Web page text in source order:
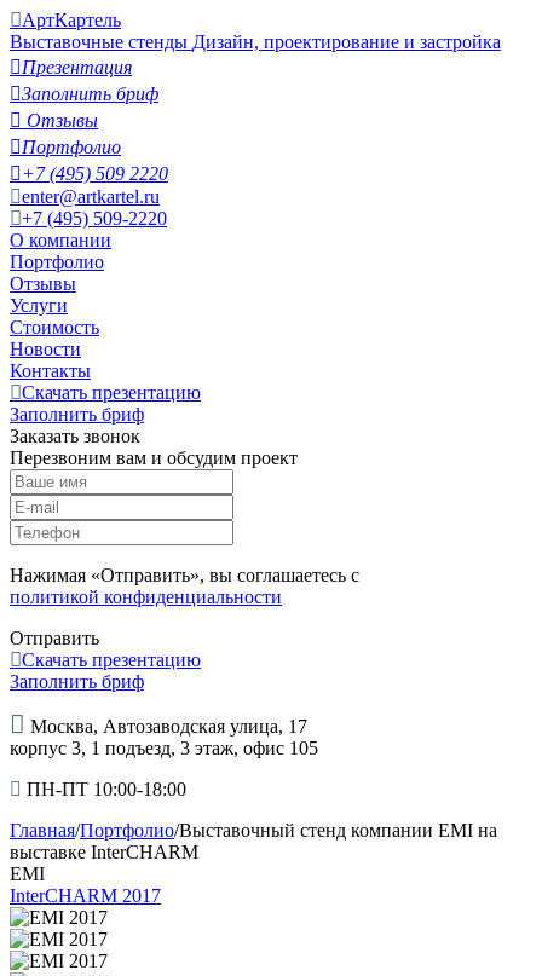
АртКартель
Выставочные стенды Дизайн, проектирование и застройка
Презентация
Заполнить бриф
 Отзывы
Портфолио
+7 (495) 509 2220
enter@artkartel.ru
+7 (495) 509-2220
О компании
Портфолио
Отзывы
Услуги
Стоимость
Новости
Контакты
Скачать презентацию
Заполнить бриф
Заказать звонок
Перезвоним вам и обсудим проект
Нажимая «Отправить», вы соглашаетесь с
политикой конфиденциальности
Отправить
Скачать презентацию
Заполнить бриф
Москва, Автозаводская улица, 17
корпус 3, 1 подъезд, 3 этаж, офис 105
ПН-ПТ 10:00-18:00
Главная/Портфолио/Выставочный стенд компании EMI на
выставке InterCHARM
EMI
InterCHARM 2017